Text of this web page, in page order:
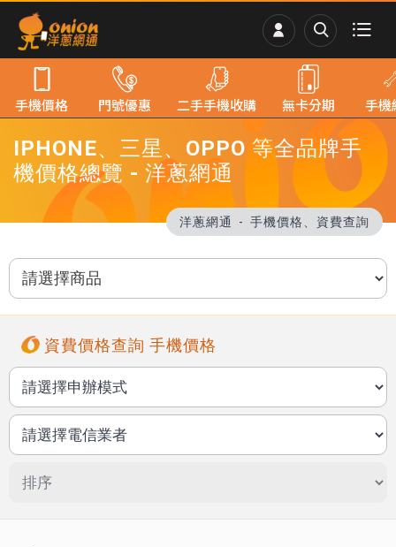
IPHONE、三星、OPPO 等全品牌手
機價格總覽 - 洋蔥網通
洋蔥網通 手機價格、資費查詢
資費價格查詢 手機價格
手機價格 門號優惠 二手手機收購 無卡分期 手機